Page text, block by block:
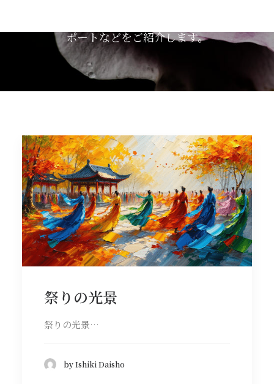
ポートなどをご紹介します。
祭りの光景
祭りの光景…
by Ishiki Daisho